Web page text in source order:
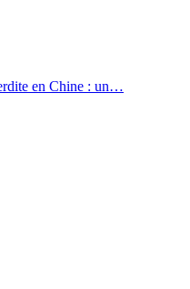
en Chine : un…